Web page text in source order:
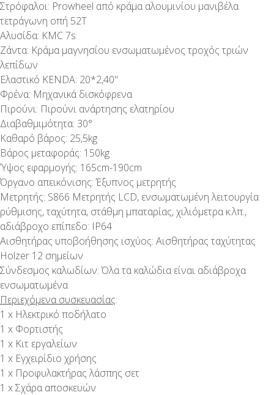
Στρόφαλοι: Prowheel από κράμα αλουμινίου μανιβέλα
τετράγωνη οπή 52Τ
Αλυσίδα: KMC 7s
Ζάντα: Κράμα μαγνησίου ενσωματωμένος τροχός τριών
λεπίδων
Ελαστικό KENDA: 20*2,40"
Φρένα: Μηχανικά δισκόφρενα
Πιρούνι: Πιρούνι ανάρτησης ελατηρίου
Διαβαθμιμότητα: 30°
Καθαρό βάρος: 25,5kg
Βάρος μεταφοράς: 150kg
Ύψος εφαρμογής: 165cm-190cm
Όργανο απεικόνισης: Έξυπνος μετρητής
Μετρητής: S866 Μετρητής LCD, ενσωματωμένη λειτουργία
ρύθμισης, ταχύτητα, στάθμη μπαταρίας, χιλιόμετρα κ.λπ.,
αδιάβροχο επίπεδο: IP64
Αισθητήρας υποβοήθησης ισχύος: Αισθητήρας ταχύτητας
Holzer 12 σημείων
Σύνδεσμος καλωδίων: Όλα τα καλώδια είναι αδιάβροχα
ενσωματωμένα
Περιεχόμενα συσκευασίας:
1 x Ηλεκτρικό ποδήλατο
1 x Φορτιστής
1 x Κιτ εργαλείων
1 x Εγχειρίδιο χρήσης
1 x Προφυλακτήρας λάσπης σετ
1 x Σχάρα αποσκευών